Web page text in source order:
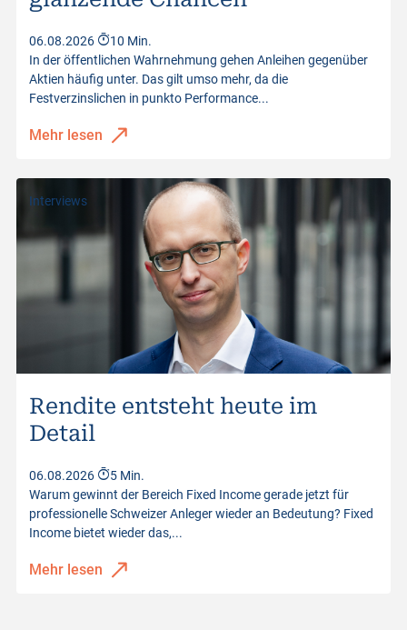
06.08.2026
10 Min.
In der öffentlichen Wahrnehmung gehen Anleihen gegenüber
Aktien häufig unter. Das gilt umso mehr, da die
Festverzinslichen in punkto Performance...
Mehr lesen
Interviews
Rendite entsteht heute im
Detail
06.08.2026
5 Min.
Warum gewinnt der Bereich Fixed Income gerade jetzt für
professionelle Schweizer Anleger wieder an Bedeutung? Fixed
Income bietet wieder das,...
Mehr lesen